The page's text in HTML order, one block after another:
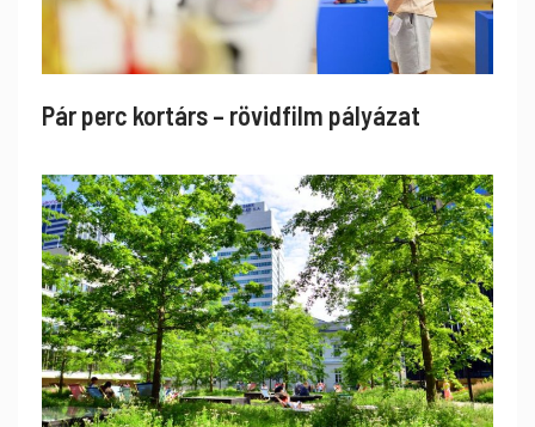
Pár perc kortárs – rövidfilm pályázat